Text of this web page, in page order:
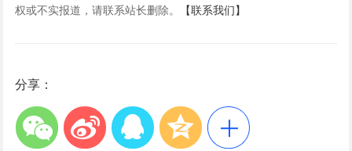
权或不实报道，请联系站长删除。
【联系我们】
分享：